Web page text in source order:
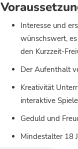
Interesse und
wünschswert,
den
Der Aufenthalt
Kreativität
interaktive
Geduld und
Mindestalter 18